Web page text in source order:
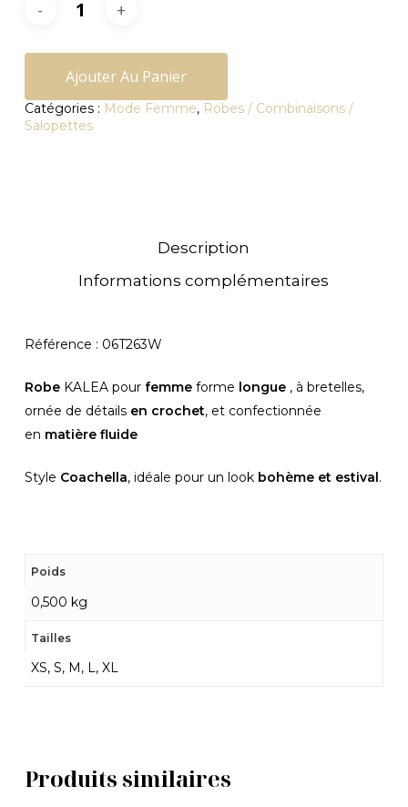
Ajouter Au Panier
Catégories : Mode Femme, Robes / Combinaisons /
Salopettes
Description
Informations complémentaires
Référence : 06T263W
Robe KALEA pour femme forme longue , à bretelles,
ornée de détails en crochet, et confectionnée
en matière fluide
Style Coachella, idéale pour un look bohème et estival.
Poids
0,500 kg
Tailles
XS, S, M, L, XL
Produits similaires